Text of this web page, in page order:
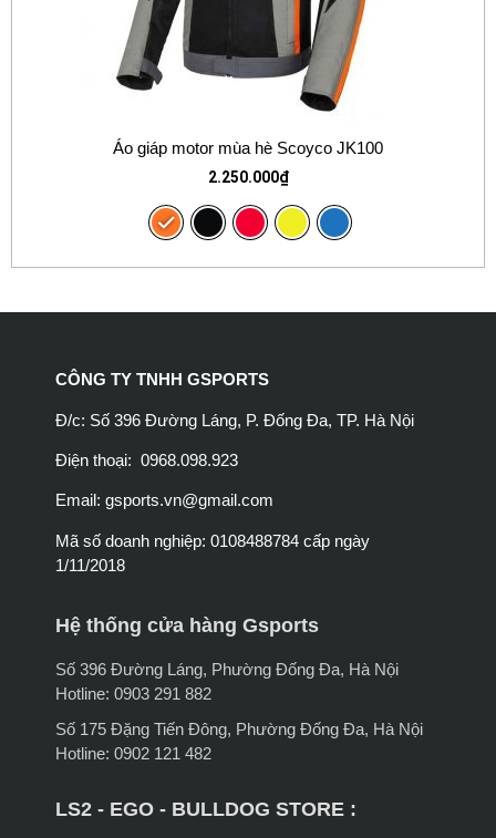
Áo giáp motor mùa hè Scoyco JK100
2.250.000₫
CÔNG TY TNHH GSPORTS
Đ/c: Số 396 Đường Láng, P. Đống Đa, TP. Hà Nội
Điện thoại: 0968.098.923
Email: gsports.vn@gmail.com
Mã số doanh nghiệp: 0108488784 cấp ngày
1/11/2018
Hệ thống cửa hàng Gsports
Số 396 Đường Láng, Phường Đống Đa, Hà Nội
Hotline: 0903 291 882
Số 175 Đặng Tiến Đông, Phường Đống Đa, Hà Nội
Hotline: 0902 121 482
LS2 - EGO - BULLDOG STORE :